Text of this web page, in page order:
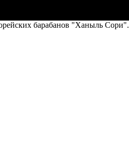
барабанов "Ханыль Сори".